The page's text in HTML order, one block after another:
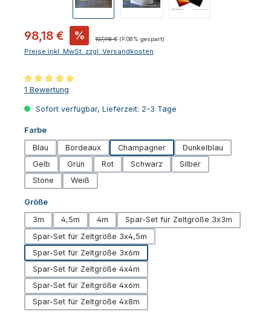
Verkaufspreis:
98,18 € % Regulärer Preis:
107,98 € (9.08% gespart)
Preise inkl. MwSt. zzgl. Versandkosten
Durchschnittliche Bewertung von 5 von 5 Sternen
1 Bewertung
Sofort verfügbar, Lieferzeit: 2-3 Tage
Farbeauswählen
Blau
Bordeaux Champagner
Dunkelblau
Gelb
Grün Rot Schwarz
Silber
Stone
Weiß
Größeauswählen
3m
4,5m 4m
Spar-Set für Zeltgröße 3x3m
Spar-Set für Zeltgröße 3x4,5m
Spar-Set für Zeltgröße 3x6m
Spar-Set für Zeltgröße 4x4m
Spar-Set für Zeltgröße 4x6m
Spar-Set für Zeltgröße 4x8m